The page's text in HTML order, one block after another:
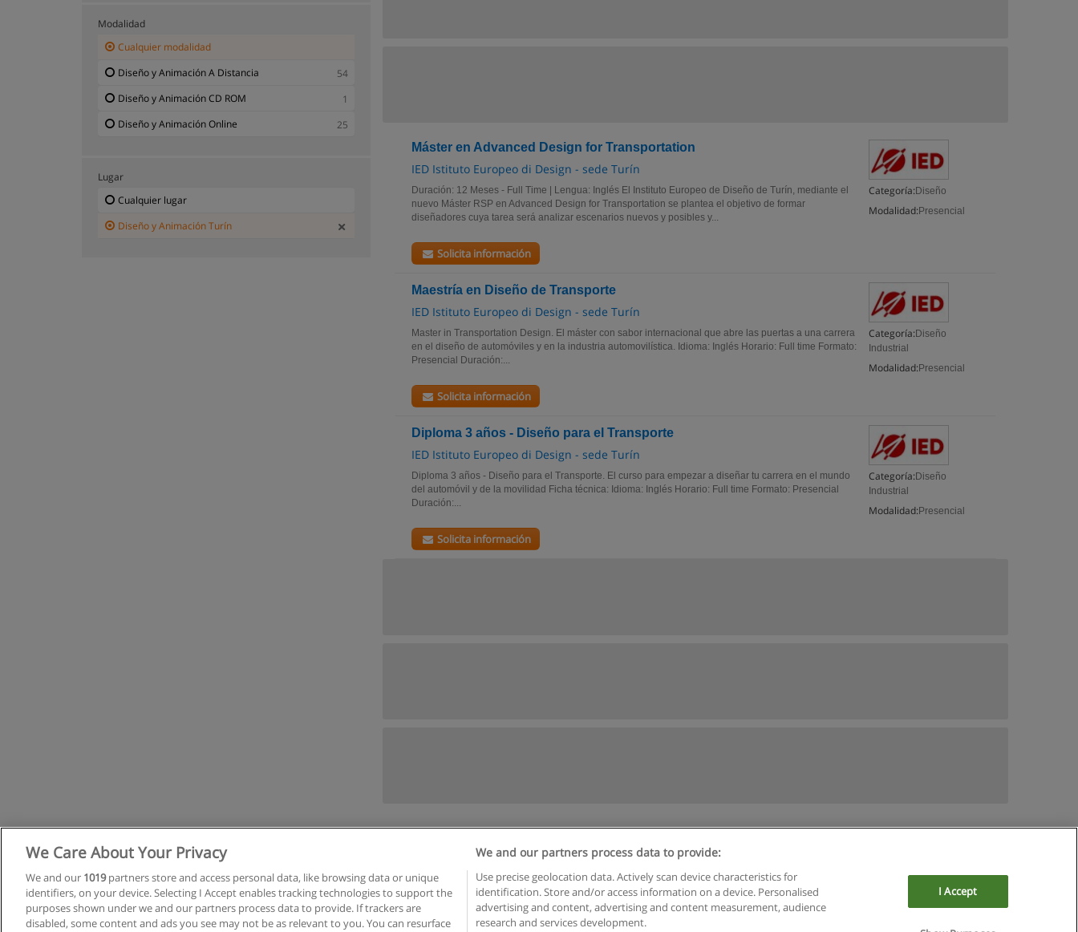
Máster en Advanced Design for Transportation
IED Istituto Europeo di Design - sede Turín
Categoría: Diseño
Modalidad: Presencial
Duración: 12 Meses - Full Time | Lengua: Inglés El Instituto Europeo de Diseño de Turín, mediante el
nuevo Máster RSP en Advanced Design for Transportation se plantea el objetivo de formar
diseñadores cuya tarea será analizar escenarios nuevos y posibles y...
Solicita información
Maestría en Diseño de Transporte
IED Istituto Europeo di Design - sede Turín
Categoría: Diseño
Industrial
Modalidad: Presencial
Master in Transportation Design. El máster con sabor internacional que abre las puertas a una carrera
en el diseño de automóviles y en la industria automovilística. Idioma: Inglés Horario: Full time Formato:
Presencial Duración:...
Solicita información
Diploma 3 años - Diseño para el Transporte
IED Istituto Europeo di Design - sede Turín
Categoría: Diseño
Industrial
Modalidad: Presencial
Diploma 3 años - Diseño para el Transporte. El curso para empezar a diseñar tu carrera en el mundo
del automóvil y de la movilidad Ficha técnica: Idioma: Inglés Horario: Full time Formato: Presencial
Duración:...
Solicita información
Modalidad
Cualquier modalidad
Diseño y Animación A Distancia
54
Diseño y Animación CD ROM
1
Diseño y Animación Online
25
Lugar
Cualquier lugar
Diseño y Animación Turín
Copyright © Educaedu Business S.L. - CIF : B-95610580: - www.educaedu.com.ar
We Care About Your Privacy
We and our 1019partners store and access personal data, like browsing data or unique
identifiers, on your device. Selecting I Accept enables tracking technologies to support the
purposes shown under we and our partners process data to provide. If trackers are
disabled, some content and ads you see may not be as relevant to you. You can resurface
We and our partners process data to provide:
Use precise geolocation data. Actively scan device characteristics for
identification. Store and/or access information on a device. Personalised
advertising and content, advertising and content measurement, audience
research and services development.
I Accept